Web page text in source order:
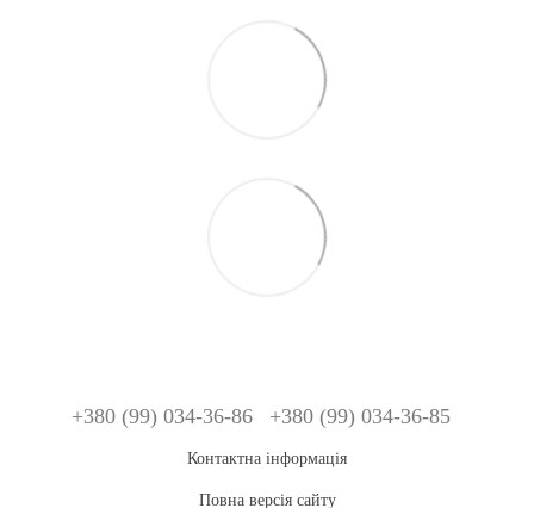
+380 (99) 034-36-86 +380 (99) 034-36-85
Контактна інформація
Повна версія сайту